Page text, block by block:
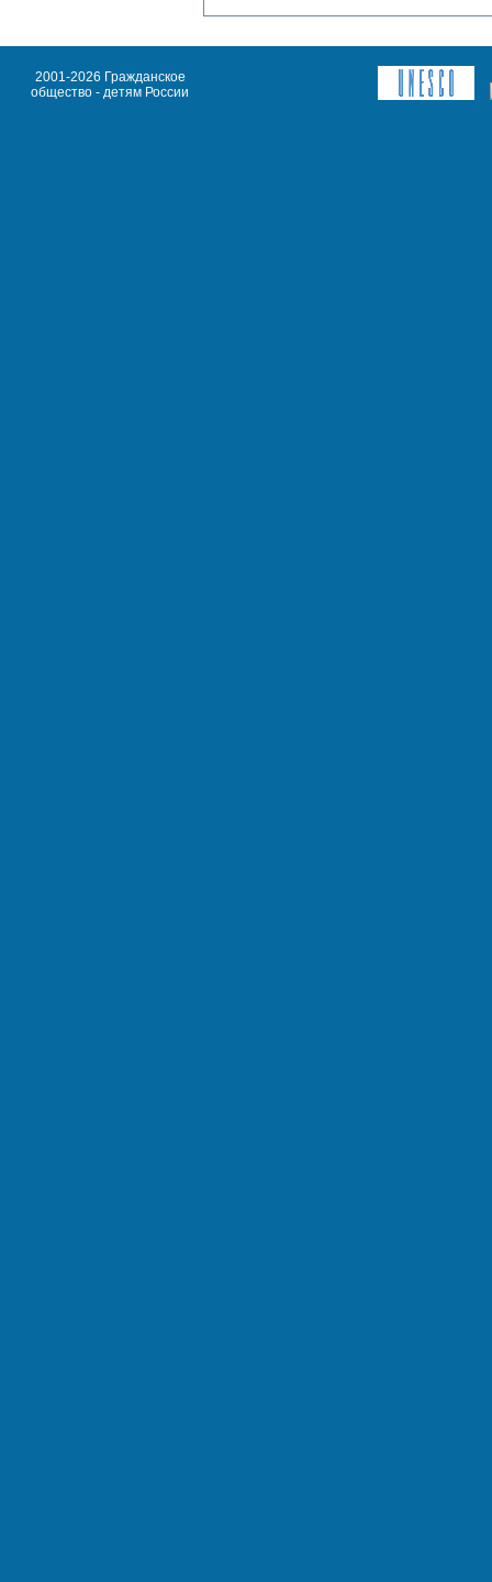
2001-2026 Гражданское
общество - детям России